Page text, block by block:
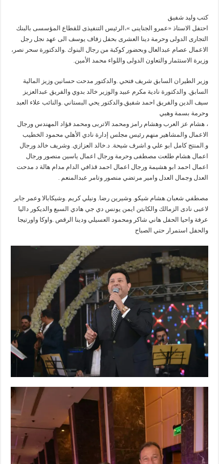
كتب وليد شفيق
احتفل الاستاذ «عمرو الجناينى »،الرئيس التنفيذى للقطاع المؤسسى بالبنك
التجارى الدولى وحرمة دينا العشرى بحفل زفاف يوسف الى عهد نجل رجل
الاعمال عصام عبدالعال وبحضور كوكبة من رجال البنوك .والدكتورة سحر نصر،
وزيرة الاستثمار والتعاون الدولى واللواء محمد الأمين.
وزير الطيران السابق شريف فتحي .والدكتور مدحت حسانين وزيز المالية
السابق. والدكتورة نادية مكرم عبيد والوزير خالد بدوي والفريق عبدالعزيز
سيف الدين والفريق احمد شفيق.والدكتور يحي البستاني .والنائب علاء العبد
وحرمة بسمة وهبي
، هشام عز العرب وهشام رامز ومحمد الاتربى ومحمد فؤاد المهندس ورجال
الاعمال والمشاهير منهم رئيس مجلس إدارة نادي الأهلي محمود الخطيب
و.المنتج كامل ابو علي و.اشرف شيحة. د.خالد العزازي. وشريف خالد ورجال
اعمال هشام طلعت مصطفى وحرمة ورجال اعمال ياسين منصور ورجال
اعمال احمد ابو هشيمة ورجال اعمال احمد قذافي الدام مدام هالة د مدحت
العدل وجمال العدل وامير مرتضي منصور وتامر عبدالمنعم .
مصطفي شعبان.هشام شيكو. وشيرين رضا. ونيلي كريم .وشيكابالا وعمر جابر
لاعبى نادى الزمالك والكابتن ايمن يونس دي جي هادي السبع والديكور داليا
عرفة واحيا الحفل هاني شاكر ومحمود العسيلي ودينا الرقص .واوكا واورتيجا
والحفل استمرار حتي الصباح